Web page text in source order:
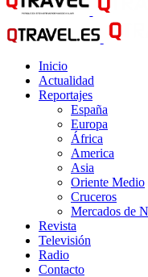
Inicio
Actualidad
Reportajes
España
Europa
África
America
Asia
Oriente Medio
Cruceros
Mercados de
Revista
Televisión
Radio
Contacto